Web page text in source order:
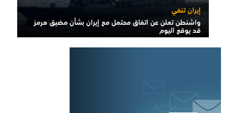
إيران تنفي
واشنطن تعلن عن اتفاق محتمل مع إيران بشأن مضيق هرمز
قد يوقع اليوم